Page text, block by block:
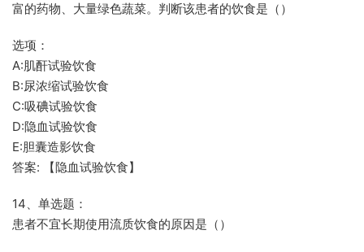
富的药物、大量绿色蔬菜。判断该患者的饮食是（）
选项：
A:肌酐试验饮食
B:尿浓缩试验饮食
C:吸碘试验饮食
D:隐血试验饮食
E:胆囊造影饮食
答案: 【隐血试验饮食】
14、单选题：
患者不宜长期使用流质饮食的原因是（）